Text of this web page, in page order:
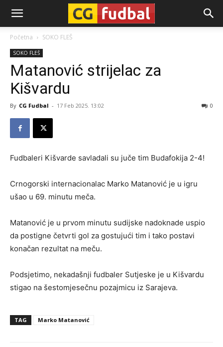
CG-
Fudbal
Početna SOKO FLEŠ
SOKO FLEŠ
Matanović strijelac za
Kišvardu
By CG Fudbal - 17 Feb 2025. 13:02 0
Fudbaleri Kišvarde savladali su juče tim Budafokija 2-4!
Crnogorski internacionalac Marko Matanović je u igru
ušao u 69. minutu meča.
Matanović je u prvom minutu sudijske nadoknade uspio
da postigne četvrti gol za gostujući tim i tako postavi
konačan rezultat na meču.
Podsjetimo, nekadašnji fudbaler Sutjeske je u Kišvardu
stigao na šestomjesečnu pozajmicu iz Sarajeva.
TAG Marko Matanović